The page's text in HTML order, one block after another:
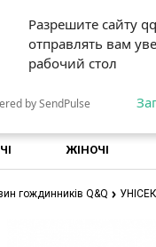
Разрешите сайту
отправлять вам
рабочий стол
by SendPulse
Разрешите сайту
отправлять вам
рабочий стол
by SendPulse
магазин Доставка
всіх операторів по Україні
ЖІНОЧІ
гождинників Q&Q